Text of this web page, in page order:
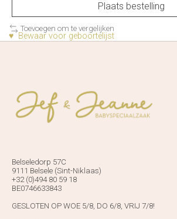
Plaats bestelling
Toevoegen om te vergelijken
♥ Bewaar voor geboortelijst
Belseledorp 57C
9111 Belsele (Sint-Niklaas)
+32 (0)494 80 59 18
BE0746633843
GESLOTEN OP WOE 5/8, DO 6/8, VRIJ 7/8!